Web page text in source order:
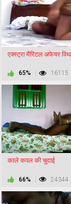
एक्स्ट्रा मैरिटल अफेयर विथ
65% 16115
काले कपल की चुदाई
66% 24344